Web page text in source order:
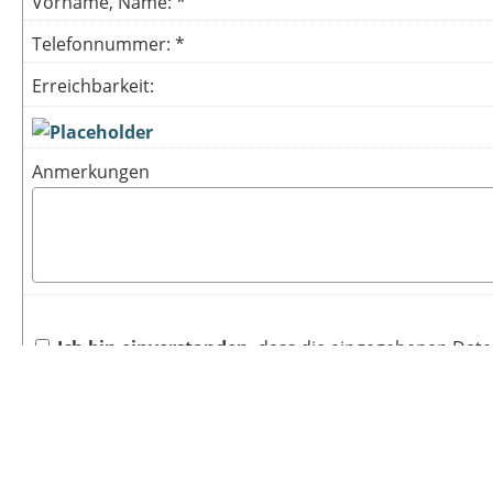
Telefonnummer: *
Erreichbarkeit:
Anmerkungen
Ich bin einverstanden , dass die eingegebenen